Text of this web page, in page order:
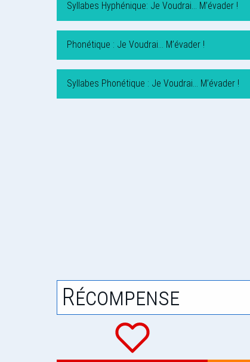
Syllabes Hyphénique: Je Voudrai… M’évader !
Phonétique : Je Voudrai… M’évader !
Syllabes Phonétique : Je Voudrai… M’évader !
Récompense